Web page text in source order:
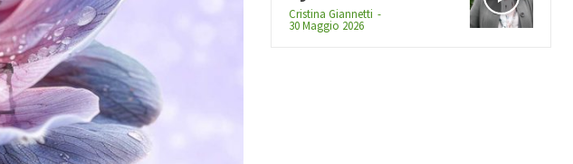
Cristina Giannetti -
30 Maggio 2026